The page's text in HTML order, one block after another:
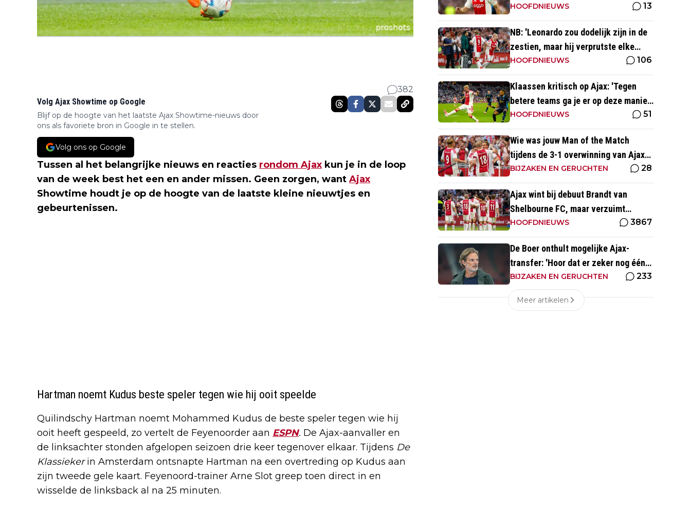
382
Volg Ajax Showtime op Google
Blijf op de hoogte van het laatste Ajax Showtime-nieuws door
ons als favoriete bron in Google in te stellen.
Volg ons op Google
Tussen al het belangrijke nieuws en reacties rondom Ajax kun je in de loop
van de week best het een en ander missen. Geen zorgen, want Ajax
Showtime houdt je op de hoogte van de laatste kleine nieuwtjes en
gebeurtenissen.
Hartman noemt Kudus beste speler tegen wie hij ooit speelde
Quilindschy Hartman noemt Mohammed Kudus de beste speler tegen wie hij
ooit heeft gespeeld, zo vertelt de Feyenoorder aan ESPN. De Ajax-aanvaller en
de linksachter stonden afgelopen seizoen drie keer tegenover elkaar. Tijdens De
Klassiekerin Amsterdam ontsnapte Hartman na een overtreding op Kudus aan
zijn tweede gele kaart. Feyenoord-trainer Arne Slot greep toen direct in en
wisselde de linksback al na 25 minuten.
kijk ernaar uit'
HOOFDNIEUWS 13
NB: 'Leonardo zou dodelijk zijn in de
zestien, maar hij verprutste elke
kans'
HOOFDNIEUWS 106
Klaassen kritisch op Ajax: 'Tegen
betere teams ga je er op deze manier
gewoon aan'
HOOFDNIEUWS 51
Wie was jouw Man of the Match
tijdens de 3-1 overwinning van Ajax
op Shelbourne FC?
BIJZAKEN EN GERUCHTEN 28
Ajax wint bij debuut Brandt van
Shelbourne FC, maar verzuimt
afstand te nemen
HOOFDNIEUWS 3867
De Boer onthult mogelijke Ajax-
transfer: 'Hoor dat er zeker nog één
groot kanon aankomt'
BIJZAKEN EN GERUCHTEN 233
Meer artikelen